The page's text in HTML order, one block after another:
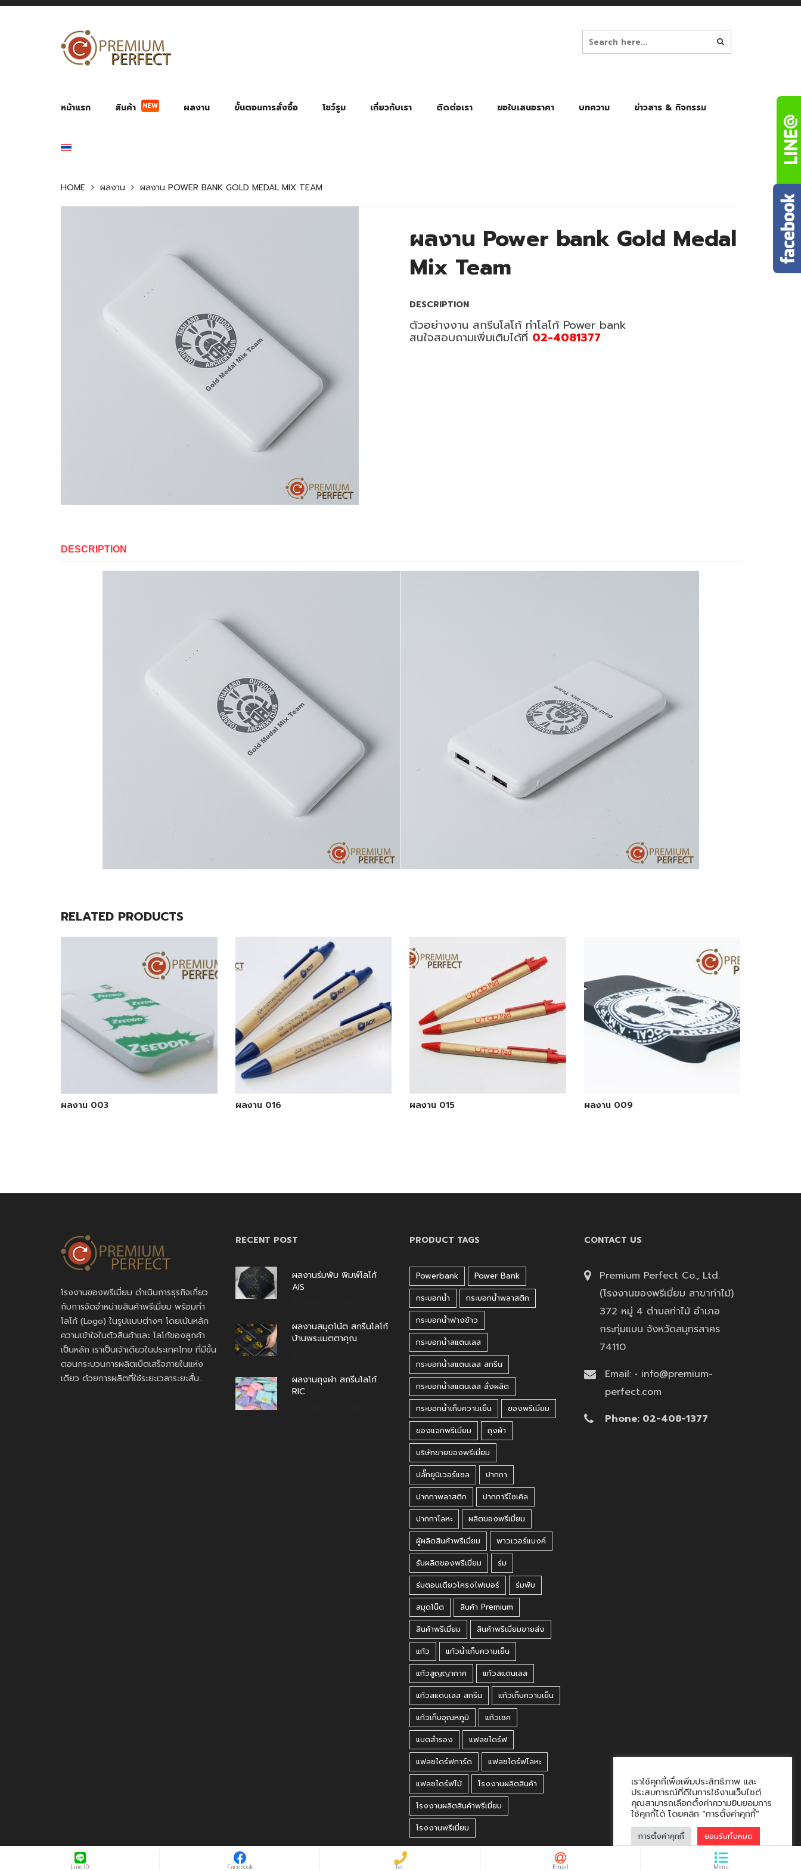
หน้าแรก สินค้า NEW ผลงาน ขั้นตอนการสั่งซื้อ โชว์รูม เกี่ยวกับเรา ติดต่อเรา ขอใบเสนอราคา บทความ ข่าวสาร & กิจกรรม
HOME ผลงาน ผลงาน POWER BANK GOLD MEDAL MIX TEAM
ผลงาน Power bank Gold Medal
Mix Team
DESCRIPTION
ตัวอย่างงาน สกรีนโลโก้ ทำโลโก้ Power bank
สนใจสอบถามเพิ่มเติมได้ที่ 02-4081377
DESCRIPTION
RELATED PRODUCTS
ผลงาน 003 ผลงาน 016 ผลงาน 015 ผลงาน 009
โรงงานของพรีเมี่ยม ดำเนินการธุรกิจเกี่ยว
กับการจัดจำหน่ายสินค้าพรีเมี่ยม พร้อมทำ
โลโก้ (Logo) ในรูปแบบต่างๆ โดยเน้นหลัก
ความเข้าใจในตัวสินค้าและ โลโก้ของลูกค้า
เป็นหลัก เราเป็นเจ้าเดียวในประเทศไทย ที่มีขั้น
ตอนกระบวนการผลิตเบ็ดเสร็จภายในแห่ง
เดียว ด้วยการผลิตที่ใช้ระยะเวลาระยะสั้น..
RECENT POST
ผลงานร่มพับ พิมพ์โลโก้
AIS
ผลงานสมุดโน้ต สกรีนโลโก้
บ้านพระเมตตาคุณ
ผลงานถุงผ้า สกรีนโลโก้
RIC
PRODUCT TAGS
Powerbank
Power Bank
กระบอกน้ำ
กระบอกน้ำพลาสติก
กระบอกน้ำฟางข้าว
กระบอกน้ำสแตนเลส
กระบอกน้ำสแตนเลส สกรีน
กระบอกน้ำสแตนเลส สั่งผลิต
กระบอกน้ำเก็บความเย็น
ของพรีเมี่ยม
ของแจกพรีเมี่ยม
ถุงผ้า
บริษัทขายของพรีเมี่ยม
ปลั๊กยูนิเวอร์แซล
ปากกา
ปากกาพลาสติก
ปากการีไซเคิล
ปากกาโลหะ
ผลิตของพรีเมี่ยม
ผู้ผลิตสินค้าพรีเมี่ยม
พาวเวอร์แบงค์
รับผลิตของพรีเมี่ยม
ร่ม
ร่มตอนเดียวโครงไฟเบอร์
ร่มพับ
สมุดโน๊ต
สินค้า Premium
สินค้าพรีเมี่ยม
สินค้าพรีเมี่ยมขายส่ง
แก้ว
แก้วน้ำเก็บความเย็น
แก้วสูญญากาศ
แก้วสแตนเลส
แก้วสแตนเลส สกรีน
แก้วเก็บความเย็น
แก้วเก็บอุณหภูมิ
แก้วเชค
แบตสำรอง
แฟลชไดร์ฟ
แฟลชไดร์ฟการ์ด
แฟลชไดร์ฟโลหะ
แฟลชไดร์ฟไม้
โรงงานผลิตสินค้า
โรงงานผลิตสินค้าพรีเมี่ยม
โรงงานพรีเมี่ยม
CONTACT US
Premium Perfect Co., Ltd.
(โรงงานของพรีเมี่ยม สาขาท่าไม้)
372 หมู่ 4 ตำบลท่าไม้ อำเภอ
กระทุ่มแบน จังหวัดสมุทรสาคร
74110
Email: • info@premium-
perfect.com
Phone: 02-408-1377
เราใช้คุกกี้เพื่อเพิ่มประสิทธิภาพ และ
ประสบการณ์ที่ดีในการใช้งานเว็บไซต์
คุณสามารถเลือกตั้งค่าความยินยอมการ
ใช้คุกกี้ได้ โดยคลิก "การตั้งค่าคุกกี้"
การตั้งค่าคุกกี้ ยอมรับทั้งหมด